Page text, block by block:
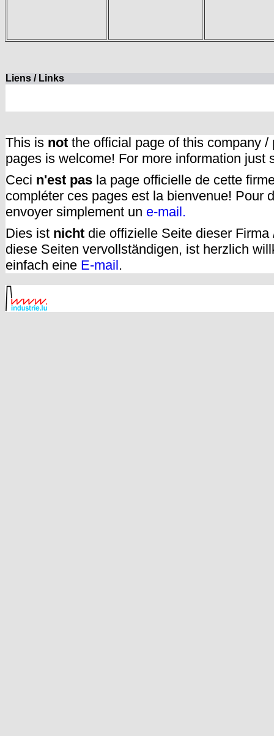
Liens / Links
This is not the official page of this company
pages is welcome! For more information just
Ceci n'est pas la page officielle de cette
compléter ces pages est la bienvenue! Pour
envoyer simplement un e-mail.
Dies ist nicht die offizielle Seite dieser
diese Seiten vervollständigen, ist herzlich
einfach eine E-mail.